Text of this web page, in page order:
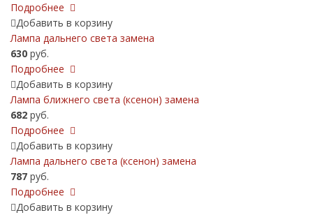
Подробнее
Добавить в корзину
Лампа дальнего света замена
630 руб.
Подробнее
Добавить в корзину
Лампа ближнего света (ксенон) замена
682 руб.
Подробнее
Добавить в корзину
Лампа дальнего света (ксенон) замена
787 руб.
Подробнее
Добавить в корзину